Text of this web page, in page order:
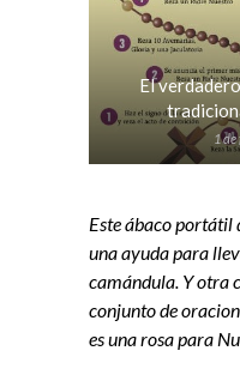
El
1
Este ábaco portátil
una ayuda para
camándula. Y otra
conjunto de
es una rosa para